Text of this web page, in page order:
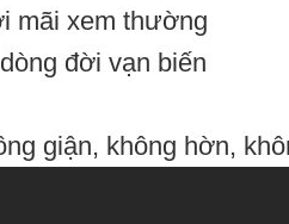
mãi xem thường
đời vạn biến
giận, không hờn,